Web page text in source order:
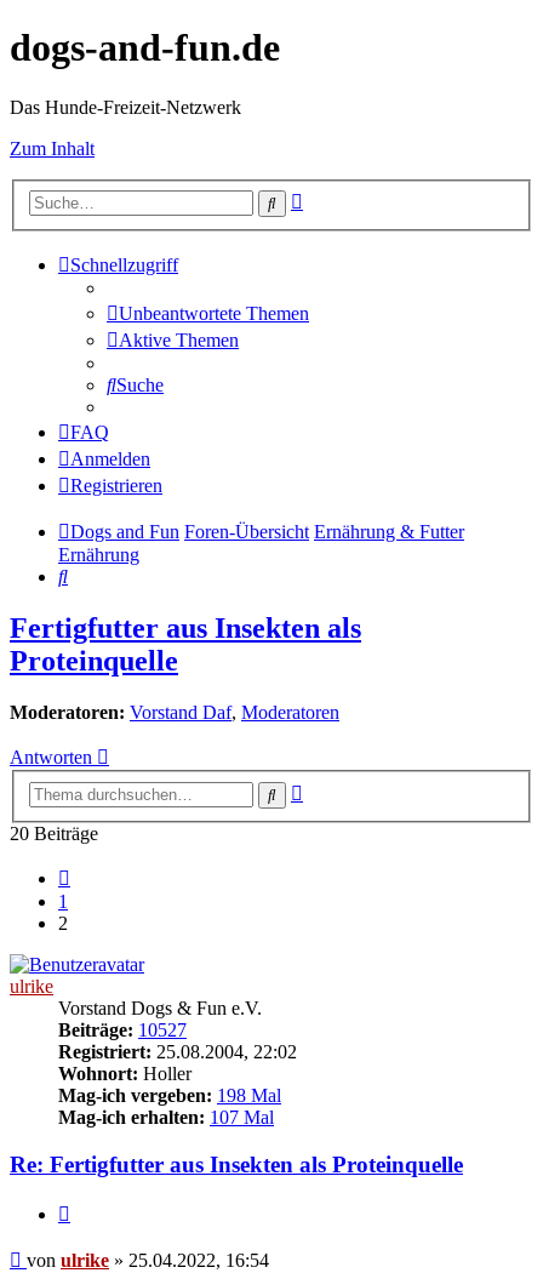
dogs-and-fun.de
Das Hunde-Freizeit-Netzwerk
Zum Inhalt
Suche
Schnellzugriff
Unbeantwortete Themen
Aktive Themen
Suche
FAQ
Anmelden
Registrieren
Dogs and Fun Foren-Übersicht Ernährung & Futter
Ernährung
Suche
Fertigfutter aus Insekten als
Proteinquelle
Moderatoren: Vorstand Daf, Moderatoren
Antworten
Suche
20 Beiträge
1
2
ulrike
Vorstand Dogs & Fun e.V.
Beiträge: 10527
Registriert: 25.08.2004, 22:02
Wohnort: Holler
Mag-ich vergeben: 198 Mal
Mag-ich erhalten: 107 Mal
Re: Fertigfutter aus Insekten als Proteinquelle
Beitrag
von ulrike » 25.04.2022, 16:54